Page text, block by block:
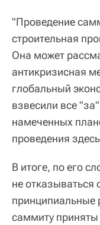
"Проведение
строительная
Она может
антикризисная
глобальный
взвесили все
намеченных
проведения
В итоге, по его
не отказываться
принципиальные
саммиту